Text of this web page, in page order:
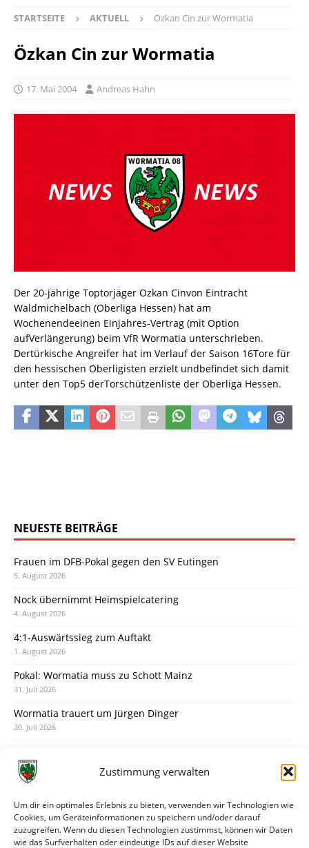
Zustimmung verwalten
Um dir ein optimales Erlebnis zu bieten, verwenden wir Technologien wie
Cookies, um Geräteinformationen zu speichern und/oder darauf
zuzugreifen. Wenn du diesen Technologien zustimmst, können wir Daten
wie das Surfverhalten oder eindeutige IDs auf dieser Website
STARTSEITE AKTUELL Özkan Cin zur Wormatia
Özkan Cin zur Wormatia
17. Mai 2004 Andreas Hahn
Der 20-jährige Toptorjäger Ozkan Cinvon Eintracht
Waldmichelbach (Oberliga Hessen) hat am
Wochenendeeinen Einjahres-Vertrag (mit Option
aufVerlängerung) beim VfR Wormatia unterschrieben.
Dertürkische Angreifer hat im Verlauf der Saison 16Tore für
den hessischen Oberligisten erzielt undbefindet sich damit
unter den Top5 derTorschützenliste der Oberliga Hessen.
NEUESTE BEITRÄGE
Frauen im DFB-Pokal gegen den SV Eutingen
5. August 2026
Nock übernimmt Heimspielcatering
4. August 2026
4:1-Auswärtssieg zum Auftakt
1. August 2026
Pokal: Wormatia muss zu Schott Mainz
31. Juli 2026
Wormatia trauert um Jürgen Dinger
30. Juli 2026
28. Juli 2026
28. Juli 2026
Neue Podcast-Folge: So tickt Björn!
27. Juli 2026